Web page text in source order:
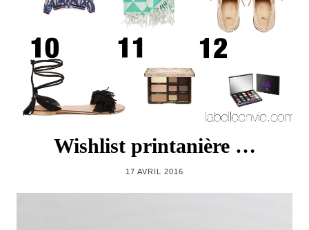
Wishlist printanière …
17 AVRIL 2016